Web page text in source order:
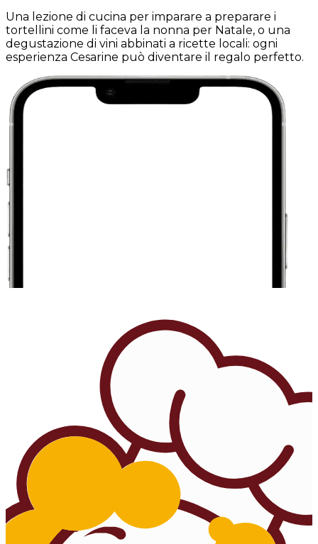
Una lezione di cucina per imparare a preparare i
tortellini come li faceva la nonna per Natale, o una
degustazione di vini abbinati a ricette locali: ogni
esperienza Cesarine può diventare il regalo perfetto.